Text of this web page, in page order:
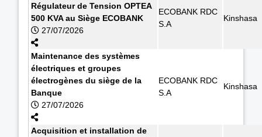
Régulateur de Tension OPTEA
500 KVA au Siège ECOBANK
27/07/2026
ECOBANK RDC
S.A
Kinshasa
Maintenance des systèmes
électriques et groupes
électrogènes du siège de la
Banque
27/07/2026
ECOBANK RDC
S.A
Kinshasa
Acquisition et installation de